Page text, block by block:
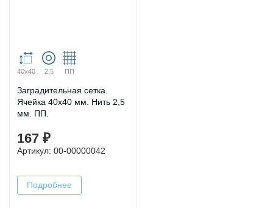
40х40 2,5 ПП
Заградительная сетка.
Ячейка 40х40 мм. Нить 2,5
мм. ПП.
167 ₽
Артикул: 00-00000042
Подробнее